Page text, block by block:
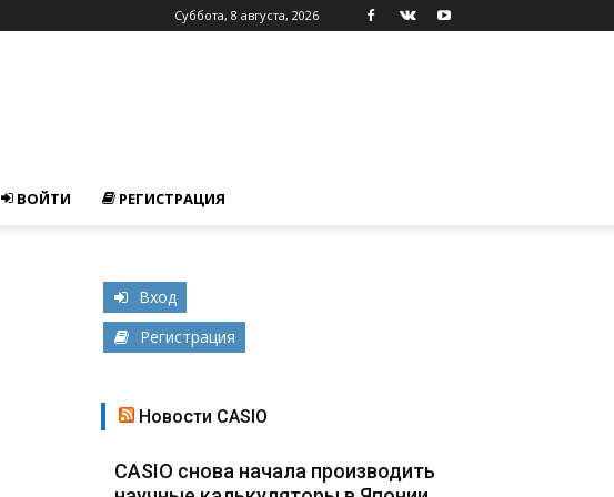
Суббота, 8 августа, 2026
ВОЙТИ РЕГИСТРАЦИЯ
Вход
Регистрация
Новости CASIO
CASIO снова начала производить